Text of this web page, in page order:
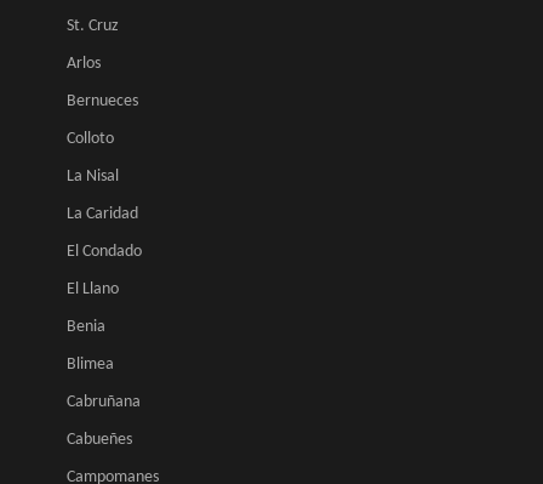
St. Cruz
Arlos
Bernueces
Colloto
La Nisal
La Caridad
El Condado
El Llano
Benia
Blimea
Cabruñana
Cabueñes
Campomanes